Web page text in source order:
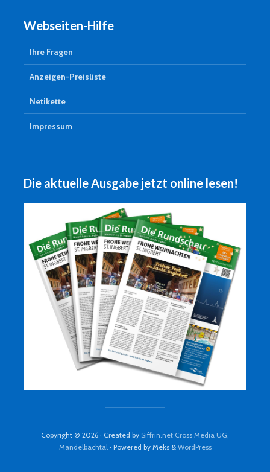
Webseiten-Hilfe
Ihre Fragen
Anzeigen-Preisliste
Netikette
Impressum
Die aktuelle Ausgabe jetzt online lesen!
Copyright © 2026 · Created by Siffrin.net Cross Media UG,
Mandelbachtal· Powered by Meks & WordPress